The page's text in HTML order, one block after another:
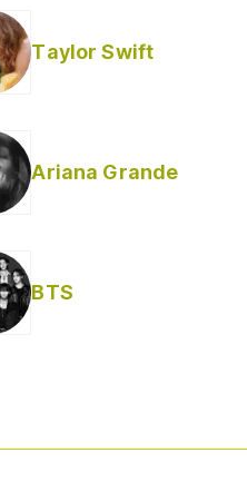
[explícita]
Taylor Swift
Ariana Grande
BTS